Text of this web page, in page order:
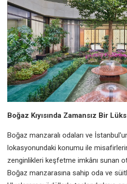
Boğaz Kıyısında Zamansız Bir
Boğaz manzaralı odaları ve
lokasyonundaki konumu ile
zenginlikleri keşfetme imkânı sunan
Boğaz manzarasına sahip oda ve